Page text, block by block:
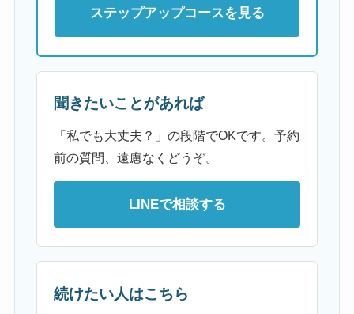
ステップアップコースを見る
聞きたいことがあれば
「私でも大丈夫？」の段階でOKです。予約
前の質問、遠慮なくどうぞ。
LINEで相談する
続けたい人はこちら